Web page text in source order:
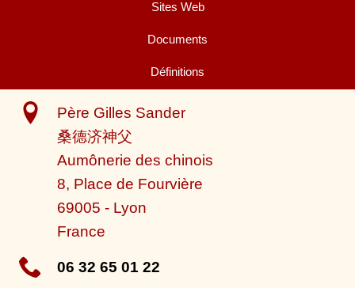
Sites Web
Documents
Définitions
Père Gilles Sander
桑德济神父
Aumônerie des chinois
8, Place de Fourvière
69005 - Lyon
France
06 32 65 01 22